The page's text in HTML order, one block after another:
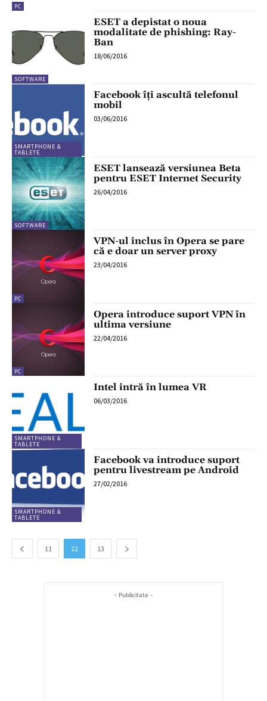
PC
SOFTWARE
ESET a depistat o noua
modalitate de phishing: Ray-
Ban
18/06/2016
SMARTPHONE &
TABLETE
Facebook îți ascultă telefonul
mobil
03/06/2016
SOFTWARE
ESET lansează versiunea Beta
pentru ESET Internet Security
26/04/2016
PC
VPN-ul inclus în Opera se pare
că e doar un server proxy
23/04/2016
PC
Opera introduce suport VPN în
ultima versiune
22/04/2016
SMARTPHONE &
TABLETE
Intel intră în lumea VR
06/03/2016
SMARTPHONE &
TABLETE
Facebook va introduce suport
pentru livestream pe Android
27/02/2016
11 12 13
- Publicitate -